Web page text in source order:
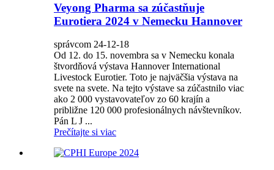
Veyong Pharma sa zúčastňuje
Eurotiera 2024 v Nemecku Hannover
správcom 24-12-18
Od 12. do 15. novembra sa v Nemecku konala
štvordňová výstava Hannover International
Livestock Eurotier. Toto je najväčšia výstava na
svete na svete. Na tejto výstave sa zúčastnilo viac
ako 2 000 vystavovateľov zo 60 krajín a
približne 120 000 profesionálnych návštevníkov.
Pán L J ...
Prečítajte si viac